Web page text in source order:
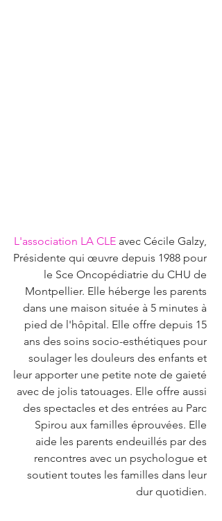
L'association LA CLE avec Cécile Galzy,
Présidente qui œuvre depuis 1988 pour
le Sce Oncopédiatrie du CHU de
Montpellier. Elle héberge les parents
dans une maison située à 5 minutes à
pied de l'hôpital. Elle offre depuis 15
ans des soins socio-esthétiques pour
soulager les douleurs des enfants et
leur apporter une petite note de gaieté
avec de jolis tatouages. Elle offre aussi
des spectacles et des entrées au Parc
Spirou aux familles éprouvées. Elle
aide les parents endeuillés par des
rencontres avec un psychologue et
soutient toutes les familles dans leur
dur quotidien.